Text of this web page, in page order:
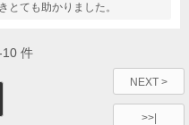
とても助かりました。
10件
NEXT >
>>|